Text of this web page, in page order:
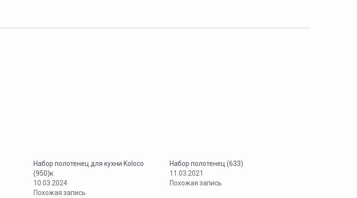
Набор полотенец для кухни Koloco
(950)к
10.03.2024
Похожая запись
Набор полотенец (633)
11.03.2021
Похожая запись